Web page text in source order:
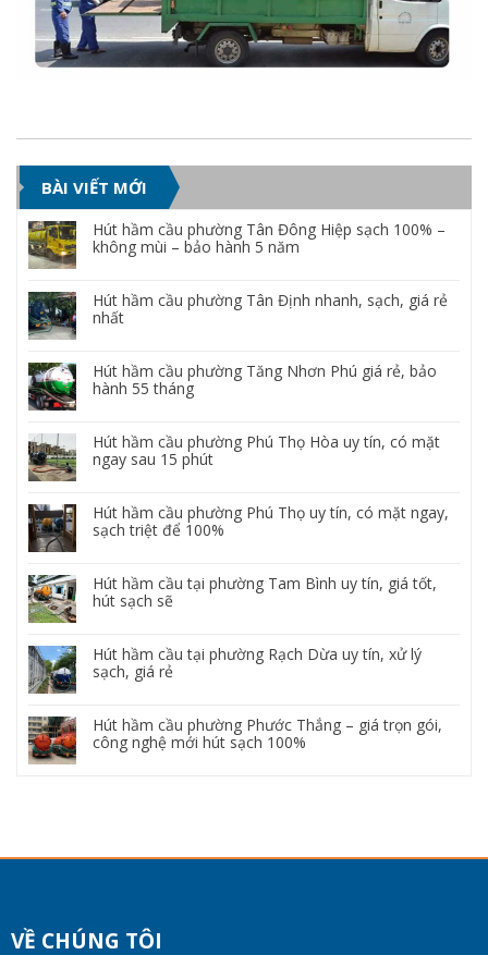
BÀI VIẾT MỚI
Hút hầm cầu phường Tân Đông Hiệp sạch 100% –
không mùi – bảo hành 5 năm
Hút hầm cầu phường Tân Định nhanh, sạch, giá rẻ
nhất
Hút hầm cầu phường Tăng Nhơn Phú giá rẻ, bảo
hành 55 tháng
Hút hầm cầu phường Phú Thọ Hòa uy tín, có mặt
ngay sau 15 phút
Hút hầm cầu phường Phú Thọ uy tín, có mặt ngay,
sạch triệt để 100%
Hút hầm cầu tại phường Tam Bình uy tín, giá tốt,
hút sạch sẽ
Hút hầm cầu tại phường Rạch Dừa uy tín, xử lý
sạch, giá rẻ
Hút hầm cầu phường Phước Thắng – giá trọn gói,
công nghệ mới hút sạch 100%
VỀ CHÚNG TÔI